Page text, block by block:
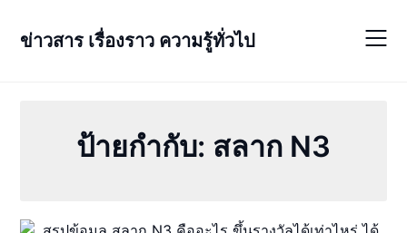
ข่าวสาร เรื่องราว ความรู้ทั่วไป
ป้ายกำกับ: สลาก N3